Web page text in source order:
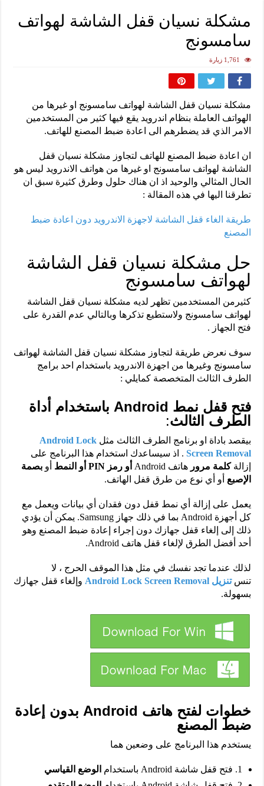
مشكلة نسيان قفل الشاشة لهواتف
سامسونج
1,761 زيارة
مشكلة نسيان قفل الشاشة لهواتف سامسونج او غيرها من
الهواتف العاملة بنظام اندرويد يقع فيها كثير من المستخدمين
الامر الذي قد يضطرهم الى اعادة ضبط المصنع للهاتف.
ان اعادة ضبط المصنع للهاتف لتجاوز مشكلة نسيان قفل
الشاشة لهواتف سامسونج او غيرها من هواتف الاندرويد ليس هو
الحال المثالي والوحيد اذ ان هناك حلول وطرق كثيرة سبق ان
تطرقنا اليها في هذه المقالة :
طريقة الغاء قفل الشاشة لاجهزة الاندرويد دون اعادة ضبط
المصنع
حل مشكلة نسيان قفل الشاشة
لهواتف سامسونج
كثيرمن المستخدمين تظهر لديه مشكلة نسيان قفل الشاشة
لهواتف سامسونج ولاستطيع تذكرها وبالتالي عدم القدرة على
فتح الجهاز .
سوف نعرض طريقة لتجاوز مشكلة نسيان قفل الشاشة لهواتف
سامسونج وغيرها من اجهزة الاندرويد باستخدام احد برامج
الطرف الثالث المتخصصة كمايلي :
فتح قفل نمط Android باستخدام أداة
الطرف الثالث:
بيقصد باداة او برنامج الطرف الثالث مثل Android Lock
Screen Removal. اذ سيساعدك استخدام هذا البرنامج على
إزالة كلمة مرور هاتف Android أو رمز PIN أو النمط أو بصمة
الإصبعأو أي نوع من طرق قفل الهاتف.
يعمل على إزالة أي نمط قفل دون فقدان أي بيانات ويعمل مع
كل أجهزة Android بما في ذلك جهاز Samsung. يمكن أن يؤدي
ذلك إلى إلغاء قفل جهازك دون إجراء إعادة ضبط المصنع وهو
أحد أفضل الطرق لإلغاء قفل هاتف Android.
لذلك عندما تجد نفسك في مثل هذا الموقف الحرج ، لا
تنس تنزيل Android Lock Screen Removal
وإلغاء قفل جهازك
بسهولة.
خطوات لفتح هاتف Android بدون إعادة
ضبط المصنع
يستخدم هذا البرنامج على وضعين هما
1. فتح قفل شاشة Android باستخدام
الوضع القياسي